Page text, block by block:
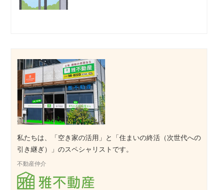
私たちは、「空き家の活用」と「住まいの終活（次世代への
引き継ぎ）」のスペシャリストです。
不動産仲介